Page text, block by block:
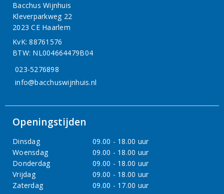
Bacchus Wijnhuis
Kleverparkweg 22
2023 CE Haarlem
KvK: 88761576
BTW: NL004664479B04
023-5276898
info@bacchuswijnhuis.nl
Openingstijden
Dinsdag
09.00 - 18.00 uur
Woensdag
09.00 - 18.00 uur
Donderdag
09.00 - 18.00 uur
Vrijdag
09.00 - 18.00 uur
Zaterdag
09.00 - 17.00 uur